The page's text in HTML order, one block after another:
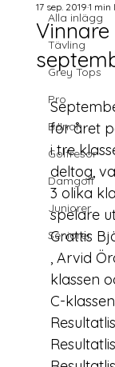
Alla inlägg
Tävling
Grey Tops
Pro
Banan
Golfresor
Damgolf
Juniorer
Seniorer
17 sep. 20191 min
för året
i tre
deltog,
3 olika
spelare
Grattis
, Arvid
klassen
C-